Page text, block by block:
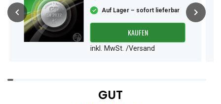
Auf Lager – sofort lieferbar
KAUFEN
inkl. MwSt. /Versand
Item
GUT